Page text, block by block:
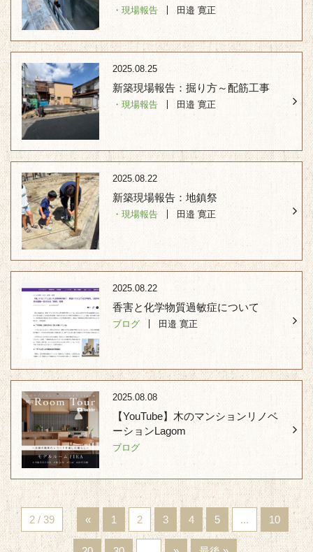
・現場報告 田邉 寛正
2025.08.25
新築現場報告：掘り方～配筋工事
・現場報告 田邉 寛正
2025.08.22
新築現場報告：地鎮祭
・現場報告 田邉 寛正
2025.08.22
香害と化学物質過敏症について
ブログ 田邉 寛正
2025.08.08
【YouTube】木のマンションリノベ
ーションLagom
ブログ
2 / 39 « 1 2 3 4 5 ... 10